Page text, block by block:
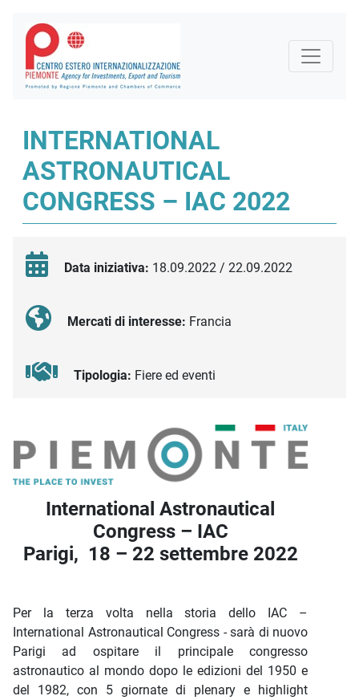
INTERNATIONAL
ASTRONAUTICAL
CONGRESS – IAC 2022
Data iniziativa: 18.09.2022 / 22.09.2022
Mercati di interesse: Francia
Tipologia: Fiere ed eventi
Descrizione iniziativa
International Astronautical
Congress – IAC
Parigi, 18 – 22 settembre 2022
Per la terza volta nella storia dello IAC –
International Astronautical Congress - sarà di nuovo
Parigi ad ospitare il principale congresso
astronautico al mondo dopo le edizioni del 1950 e
del 1982, con 5 giornate di plenary e highlight